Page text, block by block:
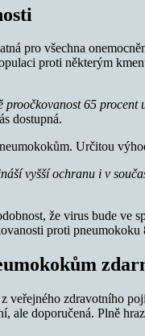
pro všechna
proti některým
proočkovanost 65
dostupná.
Určitou
vyšší ochranu i v
že virus bude
proti pneumokoku
zdravotního
ale doporučená. Plně